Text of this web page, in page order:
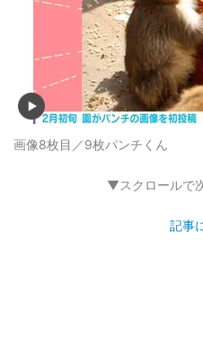
画像8枚目／9枚パンチくん
▼スクロールで
記事